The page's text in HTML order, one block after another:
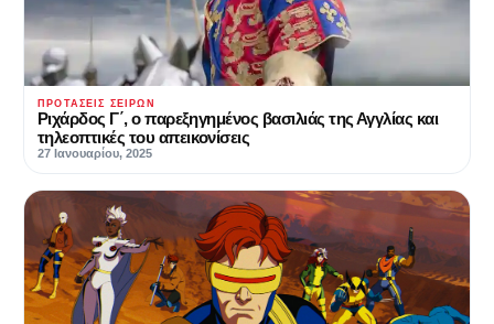
ΠΡΟΤΆΣΕΙΣ ΣΕΙΡΏΝ
Ριχάρδος Γ΄, ο παρεξηγημένος βασιλιάς της Αγγλίας και
τηλεοπτικές του απεικονίσεις
27 Ιανουαρίου, 2025